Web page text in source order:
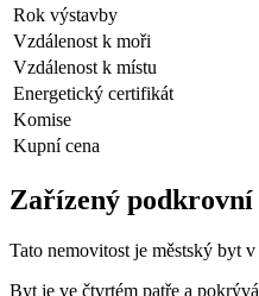
Rok výstavby
Vzdálenost k moři
Vzdálenost k místu
Energetický certifikát
Komise
Kupní cena
Zařízený
Tato nemovitost je městský byt
Byt je ve čtvrtém patře a